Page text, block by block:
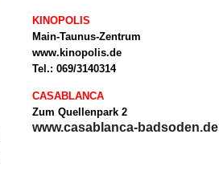
KINOPOLIS
Main-Taunus-Zentrum
www.kinopolis.de
Tel.: 069/3140314
CASABLANCA
Zum Quellenpark 2
www.casablanca-badsoden.de